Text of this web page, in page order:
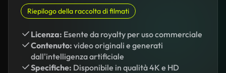
Riepilogo della raccolta di filmati
Licenza: Esente da royalty per uso commerciale
Contenuto: video originali e generati
dall'intelligenza artificiale
Specifiche: Disponibile in qualità 4K e HD